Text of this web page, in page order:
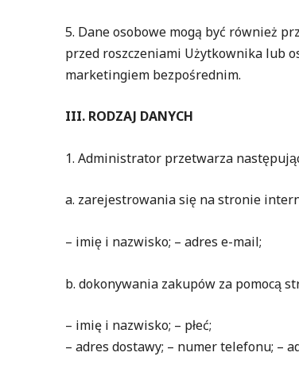
5. Dane osobowe mogą być również
przed roszczeniami Użytkownika lub
marketingiem bezpośrednim.
III. RODZAJ DANYCH
1. Administrator przetwarza
a. zarejestrowania się na stronie
– imię i nazwisko; – adres e-mail;
b. dokonywania zakupów za pomocą
– imię i nazwisko; – płeć;
– adres dostawy; – numer telefonu; –